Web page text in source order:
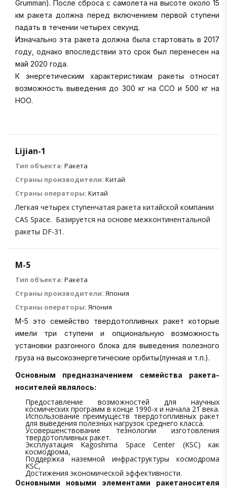
Grumman). После сброса с самолета на высоте около 15
км ракета должна перед включением первой ступени
падать в течении четырех секунд.
Изначально эта ракета должна была стартовать в 2017
году, однако впоследствии это срок был перенесен на
май 2020 года.
К энергетическим характеристикам ракеты относят
возможность выведения до 300 кг на ССО и 500 кг на
НОО.
Lijian-1
Тип объекта: Ракета
Страны производители: Китай
Страны операторы: Китай
Легкая четырех ступенчатая ракета китайской компании
CAS Space. Базируется на основе межконтинентальной
ракеты DF-31.
M-5
Тип объекта: Ракета
Страны производители: Япония
Страны операторы: Япония
M-5 это семейство твердотопливных ракет которые
имели три ступени и опциональную возможность
установки разгонного блока для выведения полезного
груза на высокоэнергетические орбиты(лунная и т.п.).
Основным предназначением семейства ракета-
носителей являлось:
Предоставление возможностей для научных
космических программ в конце 1990-х и начала 21 века.
Использование преимуществ твердотопливных ракет
для выведения полезных нагрузок среднего класса.
Усовершенствование тезнологии изготовления
твердотопливных ракет.
Эксплуатация Kagoshima Space Center (KSC) как
космодрома,
Поддержка наземной инфраструктуры космодрома
KSC,
Достижения экономической эффективности.
Основными новыми элементами ракетаносителя